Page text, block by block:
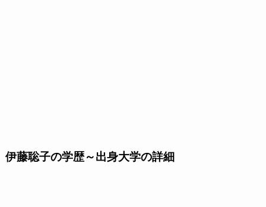
伊藤聡子の学歴～出身大学の詳細